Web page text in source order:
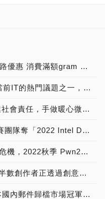
樂迎金兔享盛禮！LG祭出全通路優惠 消費滿額gram 筆電帶回家，揪友加入LINE官方帳號購物金直接送 官方線上商城再推獨家優惠 最高享91折
混合辦公（Hybrid Work）為當前IT的熱門議題之一，台灣二版獨家新代理【SupRemo遠端桌面控制軟體】為使用者及企業實現IT支援的數位轉型
Canon 持續關懷兒童 善盡企業社會責任，手做暖心微笑杯子蛋糕 陪伴育幼院童渡過聖誕佳節
友通助攻AI影像辨識軟體，參賽團隊奪「2022 Intel DevCup」季軍
趨勢科技 ZDI 揭露漏洞並緩解危機，2022秋季 Pwn2Own 駭客大賽突顯家用裝置推升企業資安風險的現況
Adobe 《創意未來》研究：近半數創作者正透過創意內容賺取營收
連續 14 年 MailBase 蟬聯日本國內郵件歸檔市場冠軍寶座